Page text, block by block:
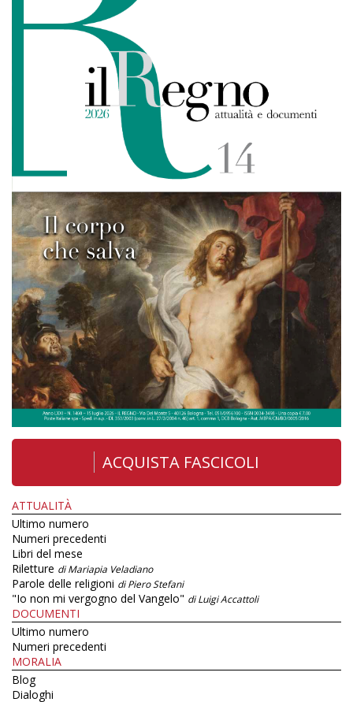
ACQUISTA FASCICOLI
ATTUALITÀ
Ultimo numero
Numeri precedenti
Libri del mese
Riletture di Mariapia Veladiano
Parole delle religioni di Piero Stefani
"Io non mi vergogno del Vangelo" di Luigi Accattoli
DOCUMENTI
Ultimo numero
Numeri precedenti
MORALIA
Blog
Dialoghi